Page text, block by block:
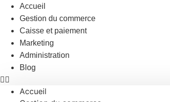
Aller
contenu
Accueil
Gestion du commerce
Caisse et paiement
Marketing
Administration
Blog
Accueil